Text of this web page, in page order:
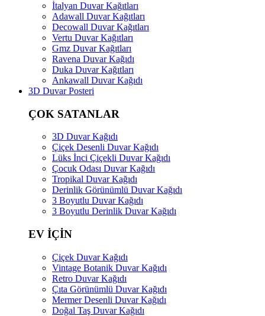
İtalyan Duvar Kağıtları
Adawall Duvar Kağıtları
Decowall Duvar Kağıtları
Vertu Duvar Kağıtları
Gmz Duvar Kağıtları
Ravena Duvar Kağıdı
Duka Duvar Kağıtları
Ankawall Duvar Kağıdı
3D Duvar Posteri
ÇOK SATANLAR
3D Duvar Kağıdı
Çiçek Desenli Duvar Kağıdı
Lüks İnci Çiçekli Duvar Kağıdı
Çocuk Odası Duvar Kağıdı
Tropikal Duvar Kağıdı
Derinlik Görünümlü Duvar Kağıdı
3 Boyutlu Duvar Kağıdı
3 Boyutlu Derinlik Duvar Kağıdı
EV İÇİN
Çiçek Duvar Kağıdı
Vintage Botanik Duvar Kağıdı
Retro Duvar Kağıdı
Çıta Görünümlü Duvar Kağıdı
Mermer Desenli Duvar Kağıdı
Doğal Taş Duvar Kağıdı